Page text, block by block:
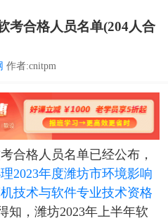
考合格人员名单(204人合
作者:cnitpm
合格人员名单已经公布，
2023年度潍坊市环境影响
技术与软件专业技术资格
知，潍坊2023年上半年软